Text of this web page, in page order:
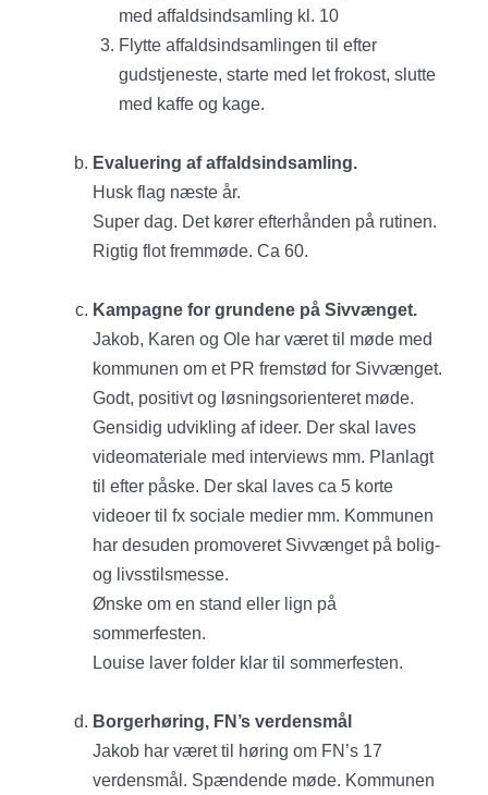
med affaldsindsamling kl. 10
Flytte affaldsindsamlingen til efter
gudstjeneste, starte med let frokost, slutte
med kaffe og kage.
Evaluering af affaldsindsamling.
Husk flag næste år.
Super dag. Det kører efterhånden på rutinen.
Rigtig flot fremmøde. Ca 60.
Kampagne for grundene på Sivvænget.
Jakob, Karen og Ole har været til møde med
kommunen om et PR fremstød for Sivvænget.
Godt, positivt og løsningsorienteret møde.
Gensidig udvikling af ideer. Der skal laves
videomateriale med interviews mm. Planlagt
til efter påske. Der skal laves ca 5 korte
videoer til fx sociale medier mm. Kommunen
har desuden promoveret Sivvænget på bolig-
og livsstilsmesse.
Ønske om en stand eller lign på
sommerfesten.
Louise laver folder klar til sommerfesten.
Borgerhøring, FN’s verdensmål
Jakob har været til høring om FN’s 17
verdensmål. Spændende møde. Kommunen